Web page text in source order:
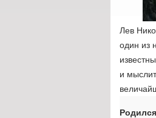
Лев
один из
и